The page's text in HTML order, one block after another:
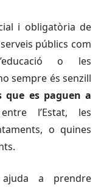
i obligatòria de
públics com
o les
sempre és senzill
que es paguen a
l’Estat, les
o quines
ajuda a prendre